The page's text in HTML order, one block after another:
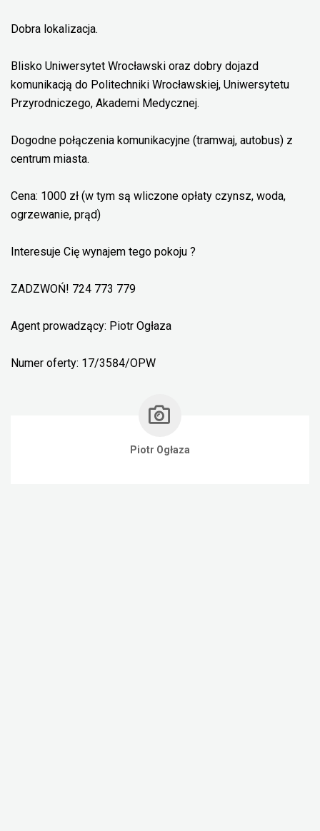
Dobra lokalizacja.
Blisko Uniwersytet Wrocławski oraz dobry dojazd
komunikacją do Politechniki Wrocławskiej, Uniwersytetu
Przyrodniczego, Akademi Medycznej.
Dogodne połączenia komunikacyjne (tramwaj, autobus) z
centrum miasta.
Cena: 1000 zł (w tym są wliczone opłaty czynsz, woda,
ogrzewanie, prąd)
Interesuje Cię wynajem tego pokoju ?
ZADZWOŃ! 724 773 779
Agent prowadzący: Piotr Ogłaza
Numer oferty: 17/3584/OPW
Piotr Ogłaza